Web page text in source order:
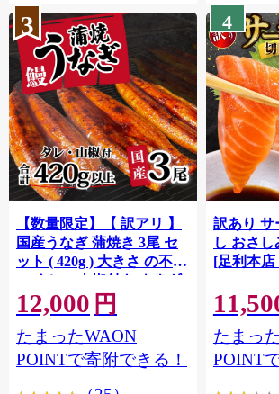
3
【数量限定】【 訳アリ 】
国産うなぎ 蒲焼き 3尾 セ
ット ( 420g ) 大きさ の不揃
い タレ・山椒付き ウナギ
鰻 ふぞろい 不揃い うな重
ひつまぶし 人気 茨城 八千
代町 ふるさと納税 冷凍
[SF951ya]
12,000 円
たまったWAON
POINTで寄附できる！
4
訳あり サ
し おさし
[足利本店
刺し身 刺
個包装 チ
海鮮丼 魚
たまっ
POINT